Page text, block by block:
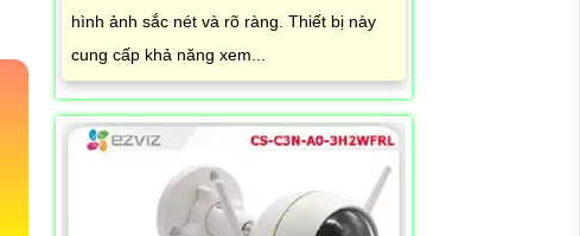
hình ảnh sắc nét và rõ ràng. Thiết bị này
cung cấp khả năng xem...